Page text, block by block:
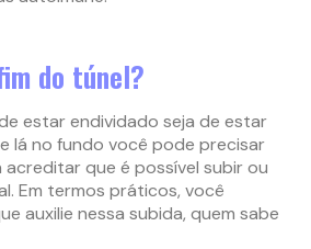
do túnel?
estar endividado seja de estar
lá no fundo você pode precisar
que é possível subir ou
Em termos práticos, você
auxilie nessa subida, quem sabe